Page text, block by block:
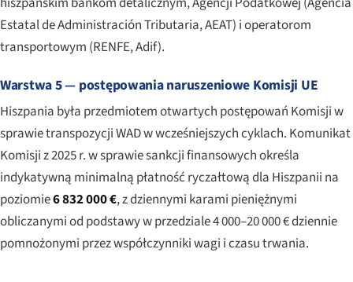
Estatal de Administración Tributaria, AEAT) i operatorom
transportowym (RENFE, Adif).
Warstwa 5 — postępowania naruszeniowe Komisji UE
Hiszpania była przedmiotem otwartych postępowań Komisji w
sprawie transpozycji WAD w wcześniejszych cyklach. Komunikat
Komisji z 2025 r. w sprawie sankcji finansowych określa
indykatywną minimalną płatność ryczałtową dla Hiszpanii na
poziomie6 832 000 €, z dziennymi karami pieniężnymi
obliczanymi od podstawy w przedziale 4 000–20 000 € dziennie
pomnożonymi przez współczynniki wagi i czasu trwania.